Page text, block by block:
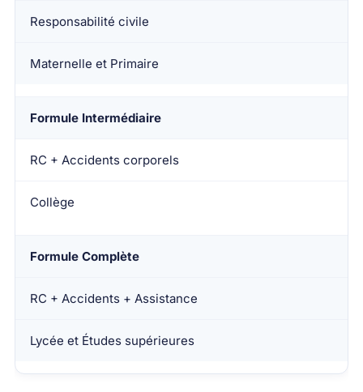
Responsabilité civile
Maternelle et Primaire
Formule Intermédiaire
RC + Accidents corporels
Collège
Formule Complète
RC + Accidents + Assistance
Lycée et Études supérieures